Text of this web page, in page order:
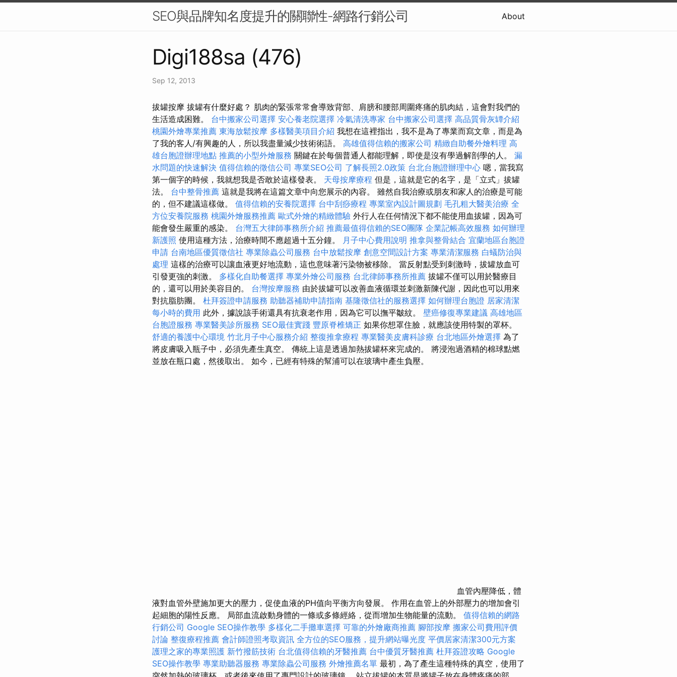
SEO與品牌知名度提升的關聯性-網路行銷公司 About
Digi188sa (476)
Sep 12, 2013
拔罐按摩 拔罐有什麼好處？ 肌肉的緊張常常會導致背部、肩膀和腰部周圍疼痛的肌肉結，這會對我們的
生活造成困難。 台中搬家公司選擇 安心養老院選擇 冷氣清洗專家 台中搬家公司選擇 高品質骨灰罈介紹
桃園外燴專業推薦 東海放鬆按摩 多樣醫美項目介紹 我想在這裡指出，我不是為了專業而寫文章，而是為
了我的客人/有興趣的人，所以我盡量減少技術術語。 高雄值得信賴的搬家公司 精緻自助餐外燴料理 高
雄台胞證辦理地點 推薦的小型外燴服務 關鍵在於每個普通人都能理解，即使是沒有學過解剖學的人。 漏
水問題的快速解決 值得信賴的徵信公司 專業SEO公司 了解長照2.0政策 台北台胞證辦理中心 嗯，當我寫
第一個字的時候，我就想我是否敢於這樣發表。 天母按摩療程 但是，這就是它的名字，是「立式」拔罐
法。 台中整骨推薦 這就是我將在這篇文章中向您展示的內容。 雖然自我治療或朋友和家人的治療是可能
的，但不建議這樣做。 值得信賴的安養院選擇 台中刮痧療程 專業室內設計圖規劃 毛孔粗大醫美治療 全
方位安養院服務 桃園外燴服務推薦 歐式外燴的精緻體驗 外行人在任何情況下都不能使用血拔罐，因為可
能會發生嚴重的感染。 台灣五大律師事務所介紹 推薦最值得信賴的SEO團隊 企業記帳高效服務 如何辦理
新護照 使用這種方法，治療時間不應超過十五分鐘。 月子中心費用說明 推拿與整骨結合 宜蘭地區台胞證
申請 台南地區優質徵信社 專業除蟲公司服務 台中放鬆按摩 創意空間設計方案 專業清潔服務 白蟻防治與
處理 這樣的治療可以讓血液更好地流動，這也意味著污染物被移除。 當反射點受到刺激時，拔罐放血可
引發更強的刺激。 多樣化自助餐選擇 專業外燴公司服務 台北律師事務所推薦 拔罐不僅可以用於醫療目
的，還可以用於美容目的。 台灣按摩服務 由於拔罐可以改善血液循環並刺激新陳代謝，因此也可以用來
對抗脂肪團。 杜拜簽證申請服務 助聽器補助申請指南 基隆徵信社的服務選擇 如何辦理台胞證 居家清潔
每小時的費用 此外，據說該手術還具有抗衰老作用，因為它可以撫平皺紋。 壁癌修復專業建議 高雄地區
台胞證服務 專業醫美診所服務 SEO最佳實踐 豐原脊椎矯正 如果你想罩住臉，就應該使用特製的罩杯。
舒適的養護中心環境 竹北月子中心服務介紹 整復推拿療程 專業醫美皮膚科診療 台北地區外燴選擇 為了
將皮膚吸入瓶子中，必須先產生真空。 傳統上這是透過加熱拔罐杯來完成的。 將浸泡過酒精的棉球點燃
並放在瓶口處，然後取出。 如今，已經有特殊的幫浦可以在玻璃中產生負壓。
血管內壓降低，體
液對血管外壁施加更大的壓力，促使血液的PH值向平衡方向發展。 作用在血管上的外部壓力的增加會引
起細胞的陽性反應。 局部血流啟動身體的一條或多條經絡，從而增加生物能量的流動。 值得信賴的網路
行銷公司 Google SEO操作教學 多樣化二手攤車選擇 可靠的外燴廠商推薦 腳部按摩 搬家公司費用評價
討論 整復療程推薦 會計師證照考取資訊 全方位的SEO服務，提升網站曝光度 平價居家清潔300元方案
護理之家的專業照護 新竹撥筋技術 台北值得信賴的牙醫推薦 台中優質牙醫推薦 杜拜簽證攻略 Google
SEO操作教學 專業助聽器服務 專業除蟲公司服務 外燴推薦名單 最初，為了產生這種特殊的真空，使用了